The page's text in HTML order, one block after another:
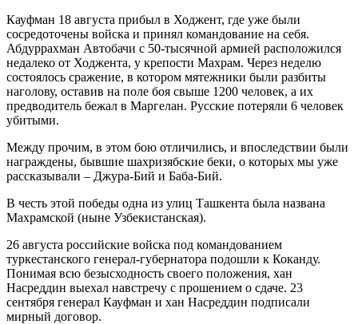
Кауфман 18 августа прибыл в Ходжент, где уже были
сосредоточены войска и принял командование на себя.
Абдуррахман Автобачи с 50-тысячной армией расположился
недалеко от Ходжента, у крепости Махрам. Через неделю
состоялось сражение, в котором мятежники были разбиты
наголову, оставив на поле боя свыше 1200 человек, а их
предводитель бежал в Маргелан. Русские потеряли 6 человек
убитыми.
Между прочим, в этом бою отличились, и впоследствии были
награждены, бывшие шахризябские беки, о которых мы уже
рассказывали – Джура-Бий и Баба-Бий.
В честь этой победы одна из улиц Ташкента была названа
Махрамской (ныне Узбекистанская).
26 августа российские войска под командованием
туркестанского генерал-губернатора подошли к Коканду.
Понимая всю безысходность своего положения, хан
Насреддин выехал навстречу с прошением о сдаче. 23
сентября генерал Кауфман и хан Насреддин подписали
мирный договор.